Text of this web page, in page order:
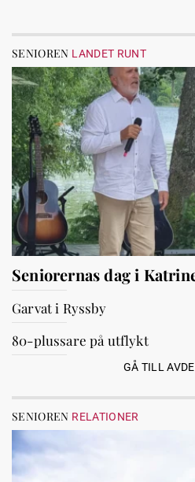
SENIOREN LANDET RUNT
Seniorernas dag i
Garvat i Ryssby
80-plussare på utflykt
GÅ TILL
SENIOREN RELATIONER